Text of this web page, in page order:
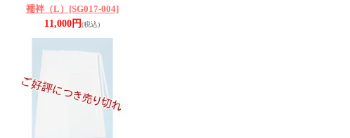
襦袢（L） [SG017-004]
11,000円(税込)